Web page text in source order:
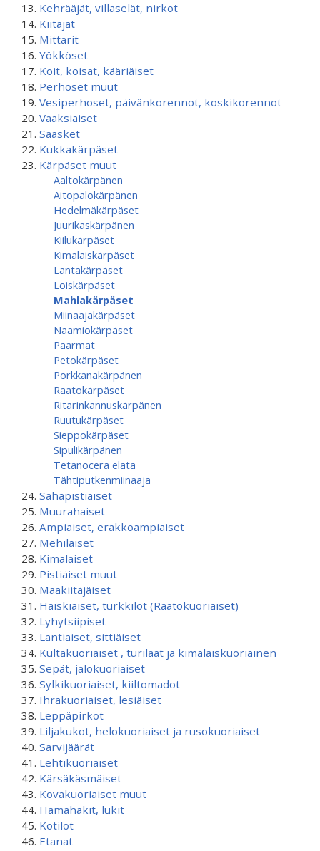
Kehrääjät, villaselät, nirkot
Kiitäjät
Mittarit
Yökköset
Koit, koisat, kääriäiset
Perhoset muut
Vesiperhoset, päivänkorennot, koskikorennot
Vaaksiaiset
Sääsket
Kukkakärpäset
Kärpäset muut
Aaltokärpänen
Aitopalokärpänen
Hedelmäkärpäset
Juurikaskärpänen
Kiilukärpäset
Kimalaiskärpäset
Lantakärpäset
Loiskärpäset
Mahlakärpäset
Miinaajakärpäset
Naamiokärpäset
Paarmat
Petokärpäset
Porkkanakärpänen
Raatokärpäset
Ritarinkannuskärpänen
Ruutukärpäset
Sieppokärpäset
Sipulikärpänen
Tetanocera elata
Tähtiputken­miinaaja
Sahapistiäiset
Muurahaiset
Ampiaiset, erakkoampiaiset
Mehiläiset
Kimalaiset
Pistiäiset muut
Maakiitäjäiset
Haiskiaiset, turkkilot (Raatokuoriaiset)
Lyhytsiipiset
Lantiaiset, sittiäiset
Kultakuoriaiset , turilaat ja kimalaiskuoriainen
Sepät, jalokuoriaiset
Sylkikuoriaiset, kiiltomadot
Ihrakuoriaiset, lesiäiset
Leppäpirkot
Liljakukot, helokuoriaiset ja rusokuoriaiset
Sarvijäärät
Lehtikuoriaiset
Kärsäkäsmäiset
Kovakuoriaiset muut
Hämähäkit, lukit
Kotilot
Etanat